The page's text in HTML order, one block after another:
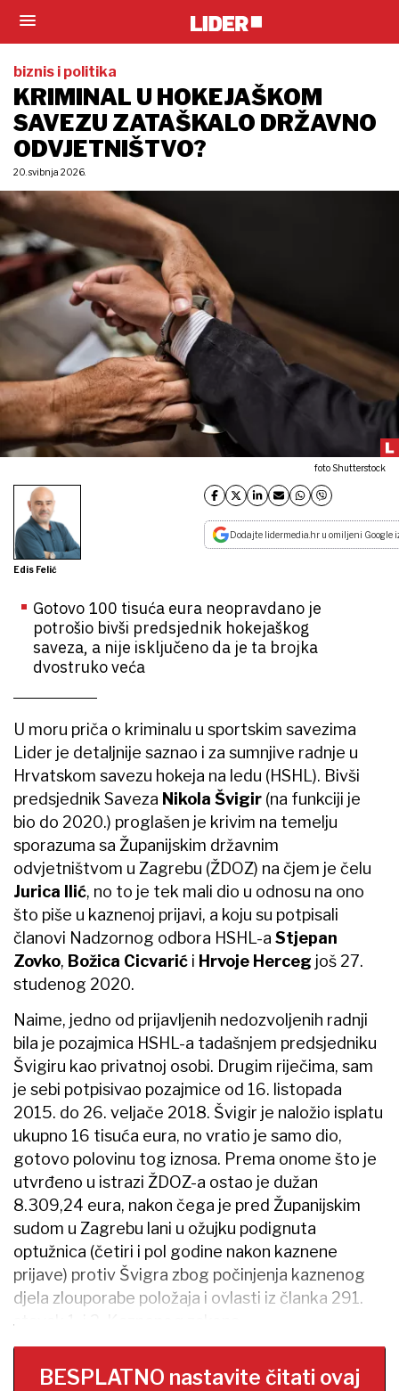
biznis i politika
KRIMINAL U HOKEJAŠKOM
SAVEZU ZATAŠKALO DRŽAVNO
ODVJETNIŠTVO?
20. svibnja 2026.
foto Shutterstock
Edis Felić
Dodajte lidermedia.hr u omiljeni Google
Gotovo 100 tisuća eura neopravdano je
potrošio bivši predsjednik hokejaškog
saveza, a nije isključeno da je ta brojka
dvostruko veća
U moru priča o kriminalu u sportskim savezima
Lider je detaljnije saznao i za sumnjive radnje u
Hrvatskom savezu hokeja na ledu (HSHL). Bivši
predsjednik Saveza Nikola Švigir (na funkciji je
bio do 2020.) proglašen je krivim na temelju
sporazuma sa Županijskim državnim
odvjetništvom u Zagrebu (ŽDOZ) na čjem je čelu
Jurica Ilić, no to je tek mali dio u odnosu na ono
što piše u kaznenoj prijavi, a koju su potpisali
članovi Nadzornog odbora HSHL-a Stjepan
Zovko, Božica Cicvarić i Hrvoje Herceg još 27.
studenog 2020.
Naime, jedno od prijavljenih nedozvoljenih radnji
bila je pozajmica HSHL-a tadašnjem predsjedniku
Švigiru kao privatnoj osobi. Drugim riječima, sam
je sebi potpisivao pozajmice od 16. listopada
2015. do 26. veljače 2018. Švigir je naložio isplatu
ukupno 16 tisuća eura, no vratio je samo dio,
gotovo polovinu tog iznosa. Prema onome što je
utvrđeno u istrazi ŽDOZ-a ostao je dužan
8.309,24 eura, nakon čega je pred Županijskim
sudom u Zagrebu lani u ožujku podignuta
optužnica (četiri i pol godine nakon kaznene
prijave) protiv Švigra zbog počinjenja kaznenog
djela zlouporabe položaja i ovlasti iz članka 291.
stavak 1. i 2. Kaznenog zakona.
BESPLATNO nastavite čitati ovaj